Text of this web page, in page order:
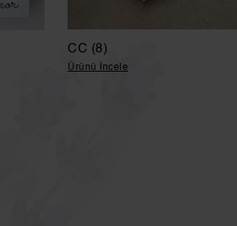
CC (8)
Ürünü İncele